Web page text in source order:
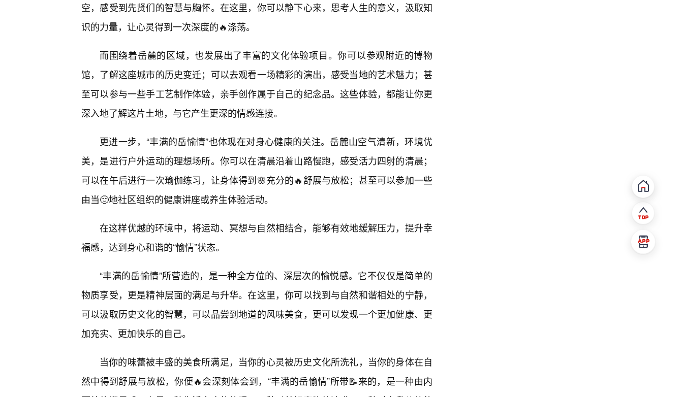
空，感受到先贤们的智慧与胸怀。在这里，你可以静下心来，思考人生的意义，汲取知
识的力量，让心灵得到一次深度的🔥涤荡。
而围绕着岳麓的区域，也发展出了丰富的文化体验项目。你可以参观附近的博物
馆，了解这座城市的历史变迁；可以去观看一场精彩的演出，感受当地的艺术魅力；甚
至可以参与一些手工艺制作体验，亲手创作属于自己的纪念品。这些体验，都能让你更
深入地了解这片土地，与它产生更深的情感连接。
更进一步，“丰满的岳愉情”也体现在对身心健康的关注。岳麓山空气清新，环境优
美，是进行户外运动的理想场所。你可以在清晨沿着山路慢跑，感受活力四射的清晨；
可以在午后进行一次瑜伽练习，让身体得到🌸充分的🔥舒展与放松；甚至可以参加一些
由当🙂地社区组织的健康讲座或养生体验活动。
在这样优越的环境中，将运动、冥想与自然相结合，能够有效地缓解压力，提升幸
福感，达到身心和谐的“愉情”状态。
“丰满的岳愉情”所营造的，是一种全方位的、深层次的愉悦感。它不仅仅是简单的
物质享受，更是精神层面的满足与升华。在这里，你可以找到与自然和谐相处的宁静，
可以汲取历史文化的智慧，可以品尝到地道的风味美食，更可以发现一个更加健康、更
加充实、更加快乐的自己。
当你的味蕾被丰盛的美食所满足，当你的心灵被历史文化所洗礼，当你的身体在自
然中得到舒展与放松，你便🔥会深刻体会到，“丰满的岳愉情”所带📝来的，是一种由内